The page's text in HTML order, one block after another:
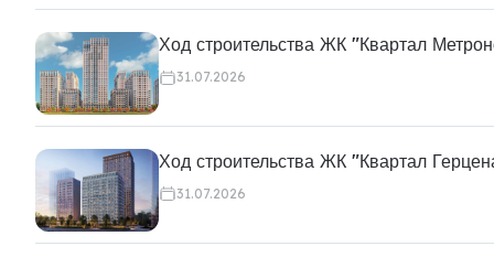
Ход строительства ЖК "Квартал
31.07.2026
Ход строительства ЖК "Квартал
31.07.2026